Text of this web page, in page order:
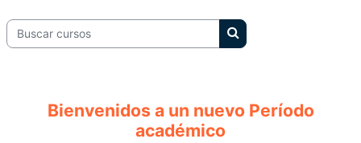
Buscar cursos
Buscar cursos
Bienvenidos a un nuevo Período
académico